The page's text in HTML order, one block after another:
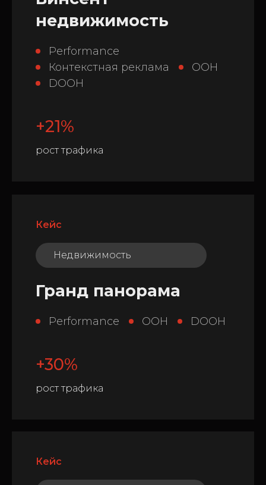
недвижимость
Performance
Контекстная реклама
OOH
DOOH
+21%
рост трафика
Кейс
Недвижимость
Гранд панорама
Performance OOH DOOH
+30%
рост трафика
Кейс